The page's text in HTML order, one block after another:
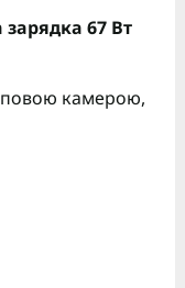
67 Вт
камерою,